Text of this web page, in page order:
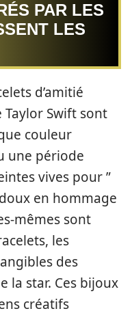
PAR LES
LES
d’amitié
Swift sont
couleur
une période
vives pour ”
en hommage
mêmes sont
les
des
la star. Ces bijoux
créatifs